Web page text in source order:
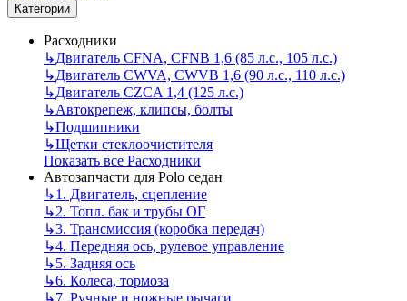
Категории
Расходники
↳Двигатель CFNA, CFNB 1,6 (85 л.с., 105 л.с.)
↳Двигатель CWVA, CWVB 1,6 (90 л.с., 110 л.с.)
↳Двигатель CZCA 1,4 (125 л.с.)
↳Автокрепеж, клипсы, болты
↳Подшипники
↳Щетки стеклоочистителя
Показать все Расходники
Автозапчасти для Polo седан
↳1. Двигатель, сцепление
↳2. Топл. бак и трубы ОГ
↳3. Трансмиссия (коробка передач)
↳4. Передняя ось, рулевое управление
↳5. Задняя ось
↳6. Колеса, тормоза
↳7. Ручные и ножные рычаги